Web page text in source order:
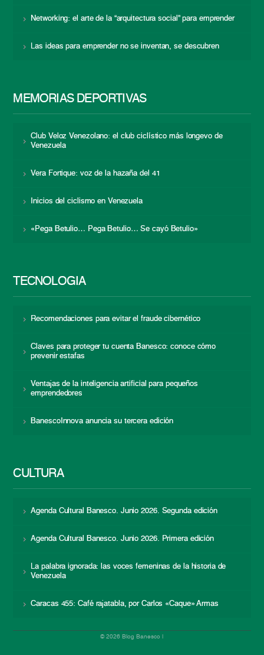
Networking: el arte de la “arquitectura social” para emprender
Las ideas para emprender no se inventan, se descubren
MEMORIAS DEPORTIVAS
Club Veloz Venezolano: el club ciclístico más longevo de
Venezuela
Vera Fortique: voz de la hazaña del 41
Inicios del ciclismo en Venezuela
«Pega Betulio… Pega Betulio… Se cayó Betulio»
TECNOLOGÍA
Recomendaciones para evitar el fraude cibernético
Claves para proteger tu cuenta Banesco: conoce cómo
prevenir estafas
Ventajas de la inteligencia artificial para pequeños
emprendedores
BanescoInnova anuncia su tercera edición
CULTURA
Agenda Cultural Banesco. Junio 2026. Segunda edición
Agenda Cultural Banesco. Junio 2026. Primera edición
La palabra ignorada: las voces femeninas de la historia de
Venezuela
Caracas 455: Café rajatabla, por Carlos «Caque» Armas
© 2026 Blog Banesco |